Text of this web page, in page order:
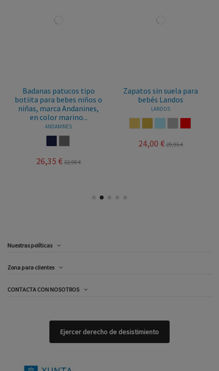
Badanas patucos tipo
botiita para bebes niños o
niñas, marca Andanines,
en color marino...
ANDANINES
26,35 € 32,90 €
Zapatos sin suela para
bebés Landos
LANDOS
24,00 € 29,95 €
Nuestras políticas
Zona para clientes
CONTACTA CON NOSOTROS
Ejercer derecho de desistimiento